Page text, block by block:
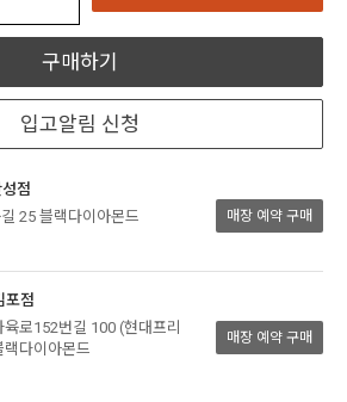
구매하기
입고알림 신청
점
25 블랙다이아몬드
매장 예약 구매
포점
로152번길 100 (현대프리
다이아몬드
매장 예약 구매